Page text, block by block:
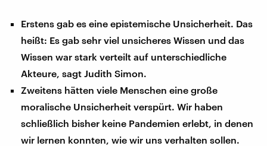
Erstens gab es eine epistemische Unsicherheit. Das
heißt: Es gab sehr viel unsicheres Wissen und das
Wissen war stark verteilt auf unterschiedliche
Akteure, sagt Judith Simon.
Zweitens hätten viele Menschen eine große
moralische Unsicherheit verspürt. Wir haben
schließlich bisher keine Pandemien erlebt, in denen
wir lernen konnten, wie wir uns verhalten sollen.